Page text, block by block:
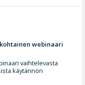
webinaari
vaihtelevasta
käytännön